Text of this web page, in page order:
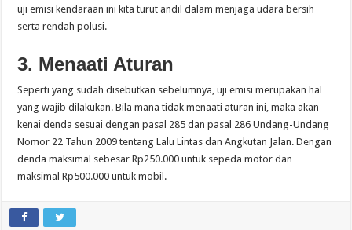
uji emisi kendaraan ini kita turut andil dalam menjaga udara bersih
serta rendah polusi.
3. Menaati Aturan
Seperti yang sudah disebutkan sebelumnya, uji emisi merupakan hal
yang wajib dilakukan. Bila mana tidak menaati aturan ini, maka akan
kenai denda sesuai dengan pasal 285 dan pasal 286 Undang-Undang
Nomor 22 Tahun 2009 tentang Lalu Lintas dan Angkutan Jalan. Dengan
denda maksimal sebesar Rp250.000 untuk sepeda motor dan
maksimal Rp500.000 untuk mobil.